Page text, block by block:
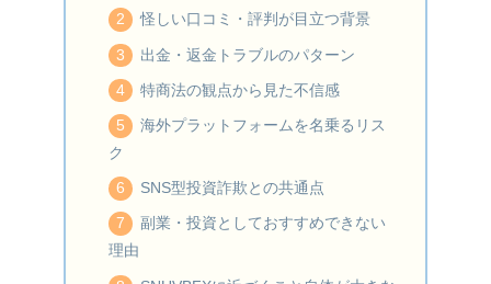
怪しい口コミ・評判が目立つ背景
出金・返金トラブルのパターン
特商法の観点から見た不信感
海外プラットフォームを名乗るリス
ク
SNS型投資詐欺との共通点
副業・投資としておすすめできない
理由